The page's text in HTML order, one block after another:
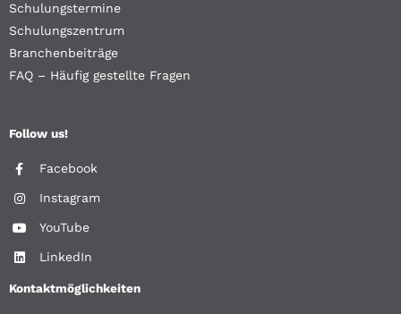
Schulungstermine
Schulungszentrum
Branchenbeiträge
FAQ – Häufig gestellte Fragen
Follow us!
Facebook
Instagram
YouTube
LinkedIn
Kontaktmöglichkeiten